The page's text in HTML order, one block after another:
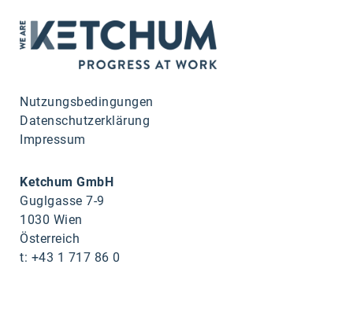
Nutzungsbedingungen
Datenschutzerklärung
Impressum
Ketchum GmbH
Guglgasse 7-9
1030 Wien
Österreich
t: +43 1 717 86 0